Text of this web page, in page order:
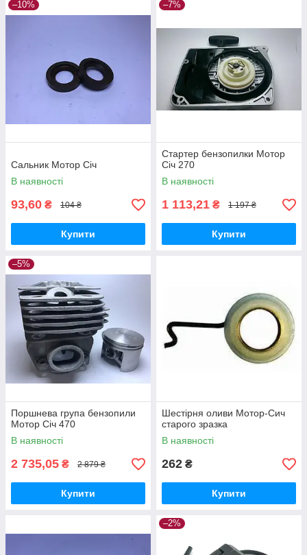
–10%
Сальник Мотор Січ
В наявності
93,60 ₴ 104 ₴
Купити
–7%
Стартер бензопилки Мотор
Січ 270
В наявності
1 113,21 ₴ 1 197 ₴
Купити
–5%
Поршнева група бензопили
Мотор Січ 470
В наявності
2 735,05 ₴ 2 879 ₴
Купити
Шестірня оливи Мотор-Сич
старого зразка
В наявності
262 ₴
Купити
–2%